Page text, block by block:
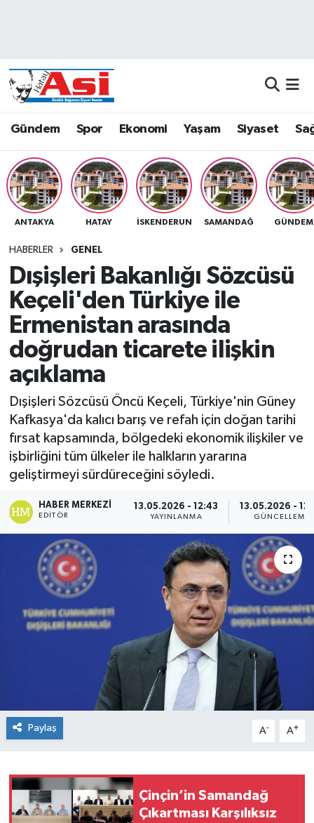
Gündem Spor Ekonomi Yaşam Siyaset
ANTAKYA HATAY İSKENDERUN SAMANDAĞ GÜNDEM
HABERLER GENEL
Dışişleri Bakanlığı Sözcüsü
Keçeli'den Türkiye ile
Ermenistan arasında
doğrudan ticarete ilişkin
açıklama
Dışişleri Sözcüsü Öncü Keçeli, Türkiye'nin Güney
Kafkasya'da kalıcı barış ve refah için doğan tarihi
fırsat kapsamında, bölgedeki ekonomik ilişkiler ve
işbirliğini tüm ülkeler ile halkların yararına
geliştirmeyi sürdüreceğini söyledi.
HABER MERKEZI
EDITÖR
13.05.2026 - 12:43
YAYINLANMA
13.05.2026 -
GÜNCELLEME
Paylaş A- A+
Çinçin’in Samandağ
Çıkartması Karşılıksız
Dünya
Eğitim
Ekonomi
Gündem
Sağlık
Siyaset
Spor
Teknoloji
Hava Durumu
Namaz Vakitleri
Trafik Durumu
Süper Lig Puan Durumu ve Fikstür
Son Dakika Haberleri
Haber Arşivi